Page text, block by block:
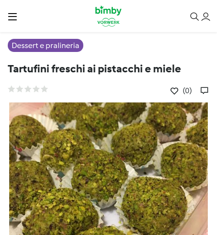
Dessert e pralineria
Tartufini freschi ai pistacchi e miele
(0)